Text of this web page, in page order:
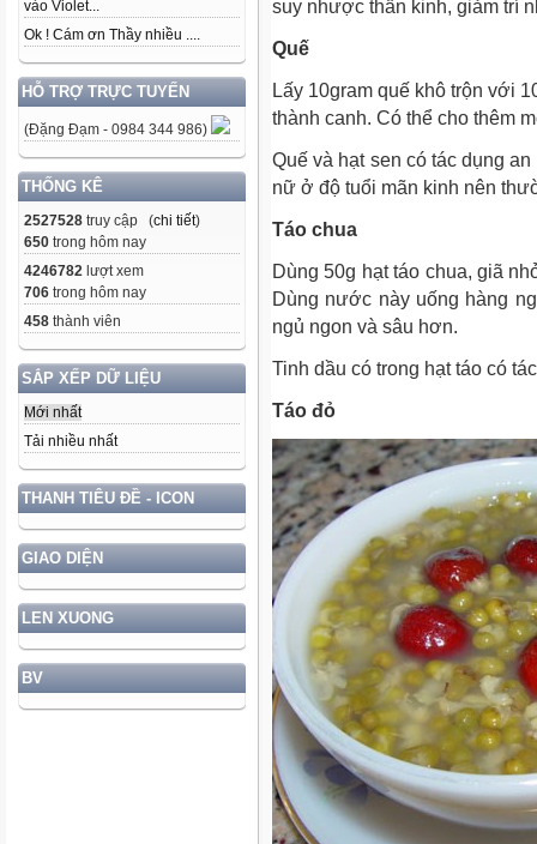
vào Violet...
Ok ! Cám ơn Thầy nhiều ....
HỖ TRỢ TRỰC TUYẾN
(Đặng Đạm - 0984 344 986)
THỐNG KÊ
2527528 truy cập (chi tiết)
650 trong hôm nay
4246782 lượt xem
706 trong hôm nay
458 thành viên
SẮP XẾP DỮ LIỆU
Mới nhất
Tải nhiều nhất
THANH TIÊU ĐỀ - ICON
GIAO DIỆN
LEN XUONG
BV
suy nhược thần kinh, giảm trí
Quế
Lấy 10gram quế khô trộn với
thành canh. Có thể cho thêm
Quế và hạt sen có tác dụng
nữ ở độ tuổi mãn kinh nên
Táo chua
Dùng 50g hạt táo chua, giã
Dùng nước này uống hàng
ngủ ngon và sâu hơn.
Tinh dầu có trong hạt táo có
Táo đỏ